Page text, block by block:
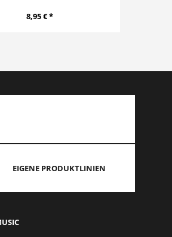
8,95 € *
EIGENE PRODUKTLINIEN